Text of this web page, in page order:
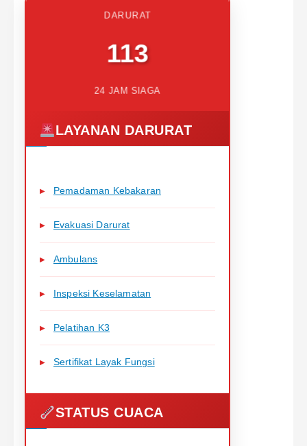
DARURAT
113
24 JAM SIAGA
LAYANAN DARURAT
Pemadaman Kebakaran
Evakuasi Darurat
Ambulans
Inspeksi Keselamatan
Pelatihan K3
Sertifikat Layak Fungsi
STATUS CUACA